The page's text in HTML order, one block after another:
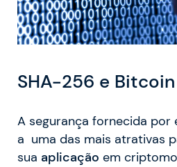
SHA-256 e Bitcoin
A segurança fornecida
a uma das mais atrativas
sua aplicação em